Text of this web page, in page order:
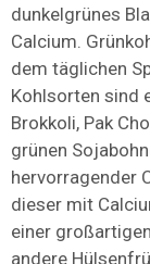
dunkelgrünes
Calcium.
dem täglichen
Kohlsorten sind
Brokkoli, Pak
grünen
hervorragender
dieser mit
einer
andere